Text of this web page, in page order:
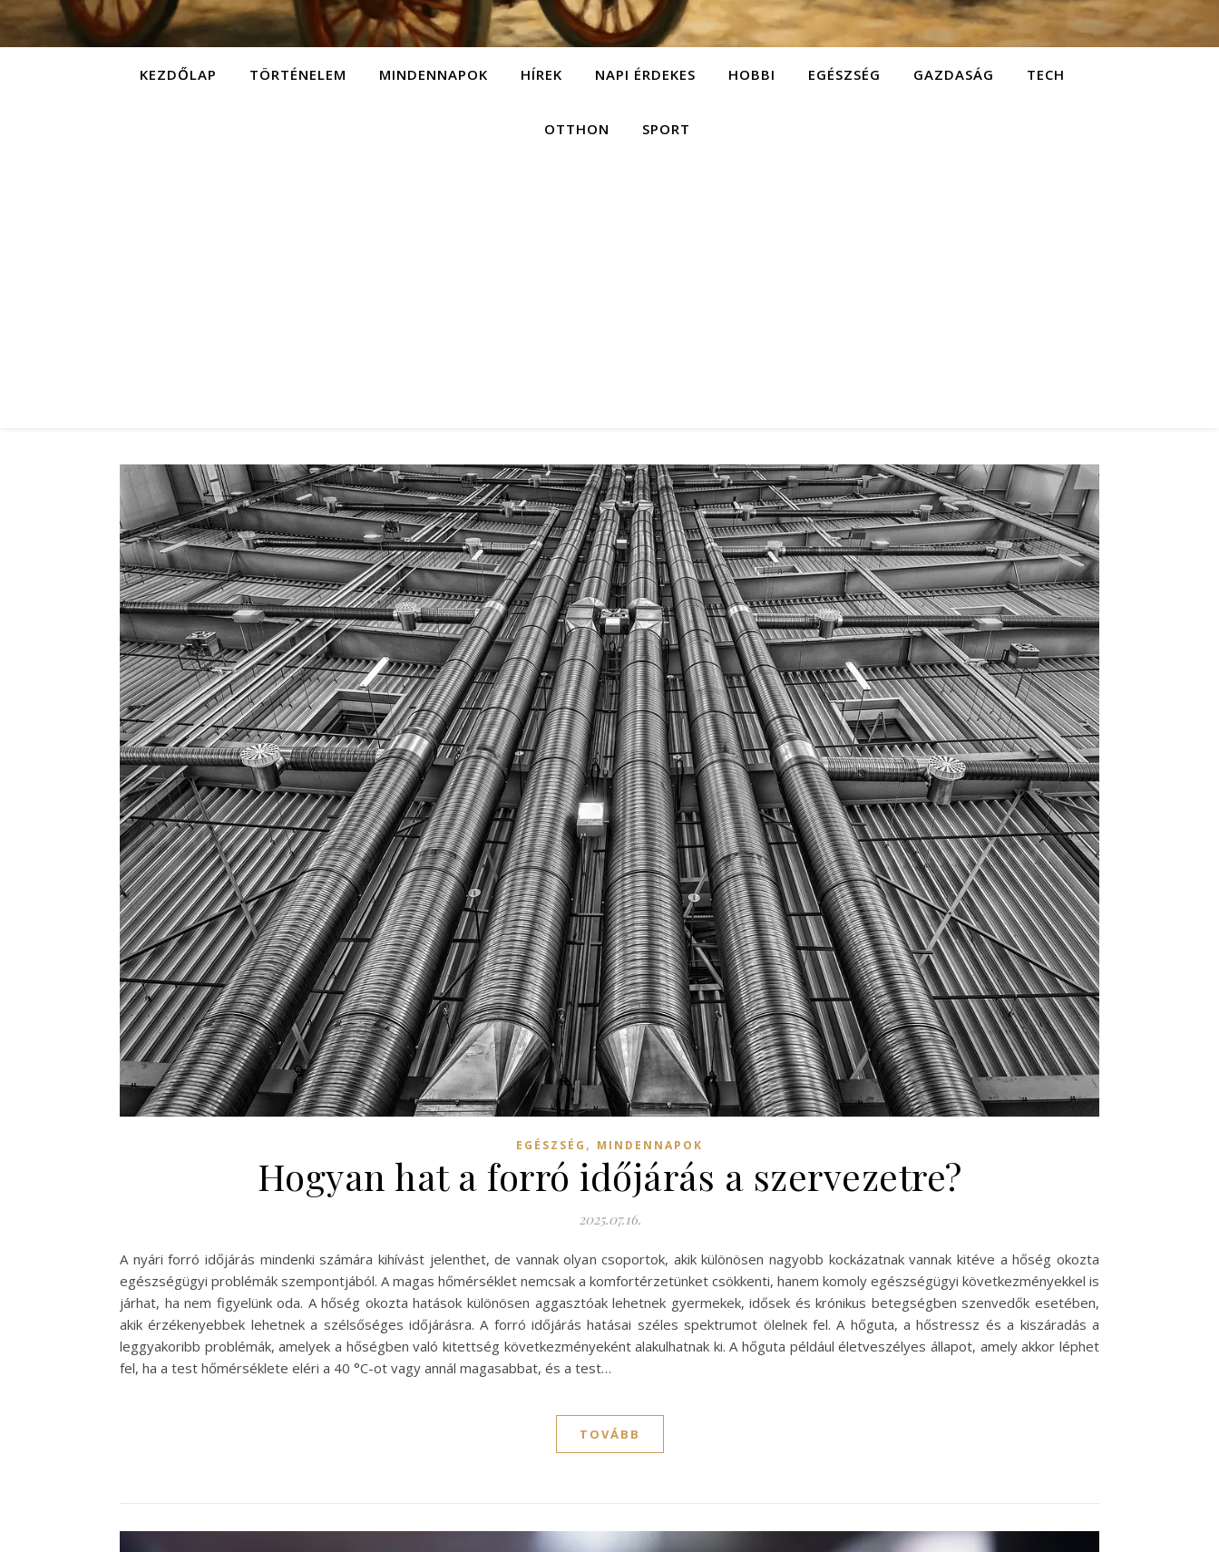
KEZDŐLAP TÖRTÉNELEM MINDENNAPOK HÍREK NAPI ÉRDEKES HOBBI EGÉSZSÉG GAZDASÁG TECH
OTTHON SPORT
EGÉSZSÉG , MINDENNAPOK
Hogyan hat a forró időjárás a szervezetre?
2025.07.16.
A nyári forró időjárás mindenki számára kihívást jelenthet, de vannak olyan csoportok, akik különösen nagyobb kockázatnak vannak kitéve a hőség okozta
egészségügyi problémák szempontjából. A magas hőmérséklet nemcsak a komfortérzetünket csökkenti, hanem komoly egészségügyi következményekkel is
járhat, ha nem figyelünk oda. A hőség okozta hatások különösen aggasztóak lehetnek gyermekek, idősek és krónikus betegségben szenvedők esetében,
akik érzékenyebbek lehetnek a szélsőséges időjárásra. A forró időjárás hatásai széles spektrumot ölelnek fel. A hőguta, a hőstressz és a kiszáradás a
leggyakoribb problémák, amelyek a hőségben való kitettség következményeként alakulhatnak ki. A hőguta például életveszélyes állapot, amely akkor léphet
fel, ha a test hőmérséklete eléri a 40 °C-ot vagy annál magasabbat, és a test…
TOVÁBB